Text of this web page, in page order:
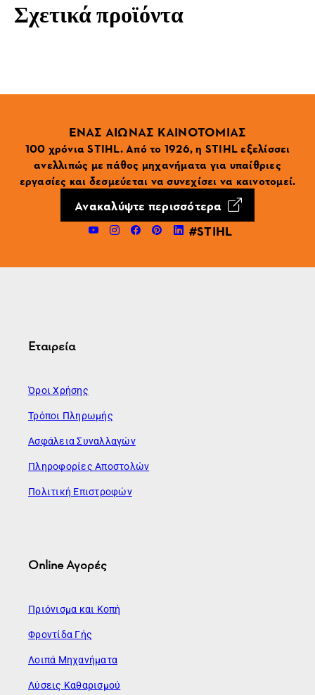
Σχετικά προϊόντα
ΕΝΑΣ ΑΙΩΝΑΣ ΚΑΙΝΟΤΟΜΙΑΣ
100 χρόνια STIHL. Από το 1926, η STIHL εξελίσσει
ανελλιπώς με πάθος μηχανήματα για υπαίθριες
εργασίες και δεσμεύεται να συνεχίσει να καινοτομεί.
Ανακαλύψτε περισσότερα
#STIHL
Εταιρεία
Όροι Χρήσης
Τρόποι Πληρωμής
Ασφάλεια Συναλλαγών
Πληροφορίες Αποστολών
Πολιτική Επιστροφών
Online Αγορές
Πριόνισμα και Κοπή
Φροντίδα Γής
Λοιπά Μηχανήματα
Λύσεις Καθαρισμού